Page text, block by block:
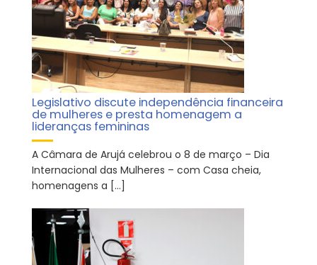
Legislativo discute independência financeira
de mulheres e presta homenagem a
lideranças femininas
A Câmara de Arujá celebrou o 8 de março – Dia
Internacional das Mulheres – com Casa cheia,
homenagens a […]